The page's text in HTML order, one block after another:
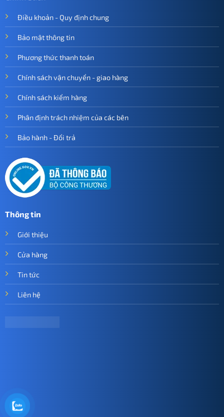
Điều khoản - Quy định chung
Bảo mật thông tin
Phương thức thanh toán
Chính sách vận chuyển - giao hàng
Chính sách kiểm hàng
Phân định trách nhiệm của các bên
Bảo hành - Đổi trả
Thông tin
Giới thiệu
Cửa hàng
Tin tức
Liên hệ